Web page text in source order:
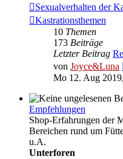
Sexualverhalten der
Kastrationsthemen
10 Themen
173 Beiträge
Letzter Beitrag
von Joyce&Luna
Mo 12. Aug
Empfehlungen
Shop-Erfahrungen der
Bereichen rund um
u.A.
Unterforen